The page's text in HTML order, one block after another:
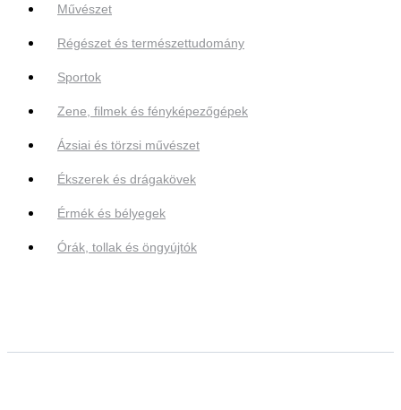
Művészet
Régészet és természettudomány
Sportok
Zene, filmek és fényképezőgépek
Ázsiai és törzsi művészet
Ékszerek és drágakövek
Érmék és bélyegek
Órák, tollak és öngyújtók